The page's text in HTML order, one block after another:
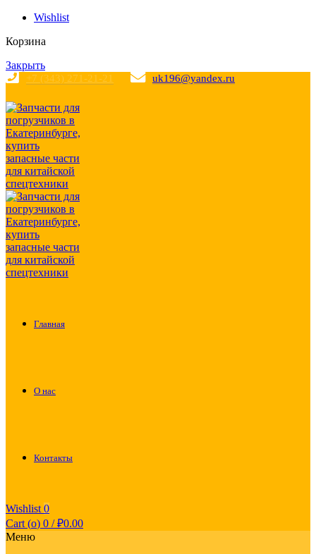
Wishlist
Корзина
Закрыть
+7 (343) 271-21-21 uk196@yandex.ru
Главная
О нас
Контакты
Wishlist 0
Cart (o) 0 / ₽0.00
Меню